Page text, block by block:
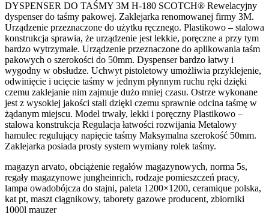
DYSPENSER DO TAŚMY 3M H-180 SCOTCH® Rewelacyjny
dyspenser do taśmy pakowej. Zaklejarka renomowanej firmy 3M.
Urządzenie przeznaczone do użytku ręcznego. Plastikowo – stalowa
konstrukcja sprawia, że urządzenie jest lekkie, poręczne a przy tym
bardzo wytrzymałe. Urządzenie przeznaczone do aplikowania taśm
pakowych o szerokości do 50mm. Dyspenser bardzo łatwy i
wygodny w obsłudze. Uchwyt pistoletowy umożliwia przyklejenie,
odwinięcie i ucięcie taśmy w jednym płynnym ruchu ręki dzięki
czemu zaklejanie nim zajmuje dużo mniej czasu. Ostrze wykonane
jest z wysokiej jakości stali dzięki czemu sprawnie odcina taśmę w
żądanym miejscu. Model trwały, lekki i poręczny Plastikowo –
stalowa konstrukcja Regulacja łatwości rozwijania Metalowy
hamulec regulujący napięcie taśmy Maksymalna szerokość 50mm.
Zaklejarka posiada prosty system wymiany rolek taśmy.
magazyn arvato, obciążenie regałów magazynowych, norma 5s,
regały magazynowe jungheinrich, rodzaje pomieszczeń pracy,
lampa owadobójcza do stajni, paleta 1200×1200, ceramique polska,
kat pt, maszt ciągnikowy, taborety gazowe producent, zbiorniki
1000l mauzer